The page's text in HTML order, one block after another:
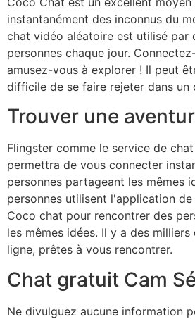
instantanément des inconnus du
chat vidéo aléatoire est utilisé par
personnes chaque jour.
amusez-vous à explorer ! Il peut
difficile de se faire rejeter dans un
Trouver une
Flingster comme le service de
permettra de vous connecter
personnes partageant les mêmes
personnes utilisent l'application
Coco chat pour rencontrer des
les mêmes idées. Il y a des milliers
ligne, prêtes à vous rencontrer.
Chat gratuit Cam
Ne divulguez aucune information